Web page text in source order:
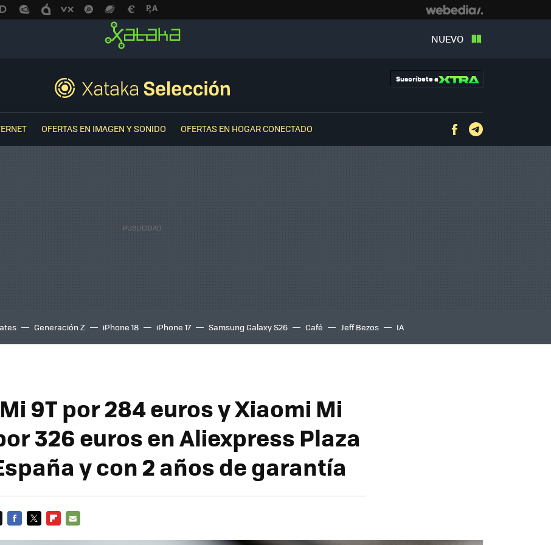
NUEVO
Suscríbete a
OFERTAS EN IMAGEN Y SONIDO OFERTAS EN HOGAR CONECTADO Facebook
Generación Z iPhone 18 iPhone 17 Samsung Galaxy S26 Café Jeff Bezos IA
9T por 284 euros y Xiaomi Mi
326 euros en Aliexpress Plaza
y con 2 años de garantía